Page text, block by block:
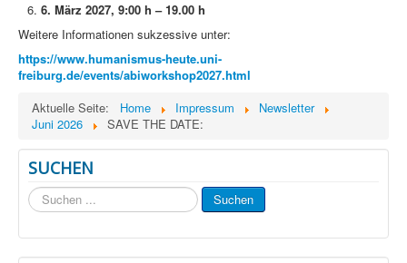
6. März 2027, 9:00 h – 19.00 h
Weitere Informationen sukzessive unter:
https://www.humanismus-heute.uni-
freiburg.de/events/abiworkshop2027.html
Aktuelle Seite:
Home Impressum
Newsletter
Juni 2026
SAVE THE DATE:
SUCHEN
Suchen
...
Suchen